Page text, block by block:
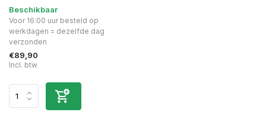
Beschikbaar
Voor 16:00 uur besteld op
werkdagen = dezelfde dag
verzonden
€89,90
Incl. btw